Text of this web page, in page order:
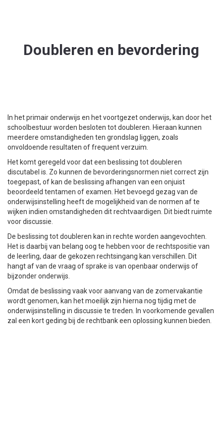
Doubleren en bevordering
In het primair onderwijs en het voortgezet onderwijs, kan door het
schoolbestuur worden besloten tot doubleren. Hieraan kunnen
meerdere omstandigheden ten grondslag liggen, zoals
onvoldoende resultaten of frequent verzuim.
Het komt geregeld voor dat een beslissing tot doubleren
discutabel is. Zo kunnen de bevorderingsnormen niet correct zijn
toegepast, of kan de beslissing afhangen van een onjuist
beoordeeld tentamen of examen. Het bevoegd gezag van de
onderwijsinstelling heeft de mogelijkheid van de normen af te
wijken indien omstandigheden dit rechtvaardigen. Dit biedt ruimte
voor discussie.
De beslissing tot doubleren kan in rechte worden aangevochten.
Het is daarbij van belang oog te hebben voor de rechtspositie van
de leerling, daar de gekozen rechtsingang kan verschillen. Dit
hangt af van de vraag of sprake is van openbaar onderwijs of
bijzonder onderwijs.
Omdat de beslissing vaak voor aanvang van de zomervakantie
wordt genomen, kan het moeilijk zijn hierna nog tijdig met de
onderwijsinstelling in discussie te treden. In voorkomende gevallen
zal een kort geding bij de rechtbank een oplossing kunnen bieden.